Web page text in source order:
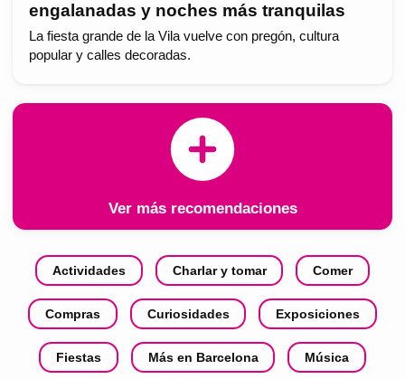
engalanadas y noches más tranquilas
La fiesta grande de la Vila vuelve con pregón, cultura
popular y calles decoradas.
Ver más recomendaciones
Actividades Charlar y tomar Comer
Compras Curiosidades Exposiciones
Fiestas Más en Barcelona Música